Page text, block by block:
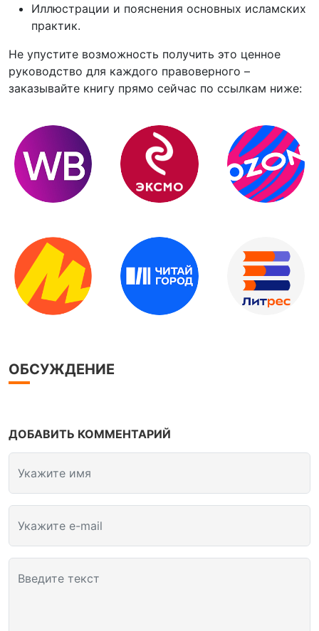
Иллюстрации и пояснения основных исламских
практик.
Не упустите возможность получить это ценное
руководство для каждого правоверного –
заказывайте книгу прямо сейчас по ссылкам ниже:
ОБСУЖДЕНИЕ
ДОБАВИТЬ КОММЕНТАРИЙ
Укажите имя
Укажите e-mail
Введите текст